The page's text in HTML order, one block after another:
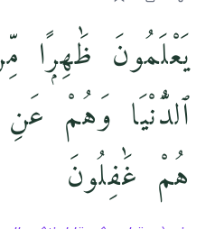
يَعْلَمُونَ ظَٰهِرًۭا
ٱلدُّنْيَا وَهُمْ
هُمْ غَٰفِلُونَ